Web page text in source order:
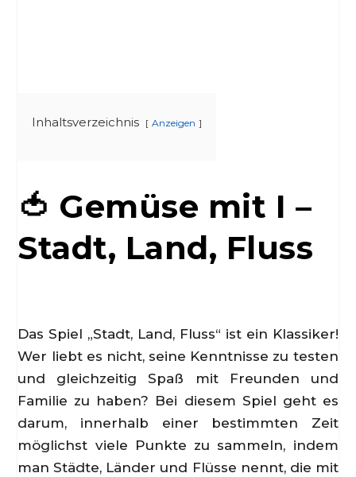
Inhaltsverzeichnis Anzeigen
🍅 Gemüse mit I –
Stadt, Land, Fluss
Das Spiel „Stadt, Land, Fluss“ ist ein Klassiker!
Wer liebt es nicht, seine Kenntnisse zu testen
und gleichzeitig Spaß mit Freunden und
Familie zu haben? Bei diesem Spiel geht es
darum, innerhalb einer bestimmten Zeit
möglichst viele Punkte zu sammeln, indem
man Städte, Länder und Flüsse nennt, die mit